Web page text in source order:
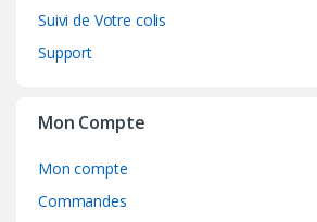
Suivi de Votre colis
Support
Mon Compte
Mon compte
Commandes